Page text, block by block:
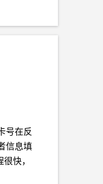
号在反
信息填
快，